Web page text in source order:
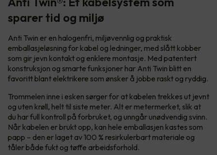
sparer tid og miljø
Anti Twin er en halogenfri, miljøvennlig og praktisk
emballasjeløsning for kabel og ledninger, med slått kobber
som gir jevn kontakt og enklere montasje. Med patentert
konstruksjon og smarte funksjoner har Anti Twin blitt en
favoritt blant elektrikere som ønsker å jobbe raskt og ryddig.
Trommelen inne i esken sørger for at kabelen trekkes ut jevnt
og uten krøll, helt til siste meter. Alt er metermerket, slik at
du har full kontroll på forbruket, og unngår unødvendig svinn.
Når kabelen er brukt opp, kan hele emballasjen kastes som
papp – den er laget av 100 % resirkulerbart materiale og
tåler både fukt og tøffe arbeidsforhold.